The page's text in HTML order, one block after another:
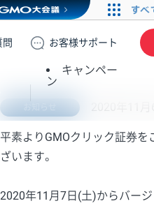
問 お客様サポート
キャンペー
ン
平素よりGMOクリック証券
ざいます。
2020年11月7日(土)からバー